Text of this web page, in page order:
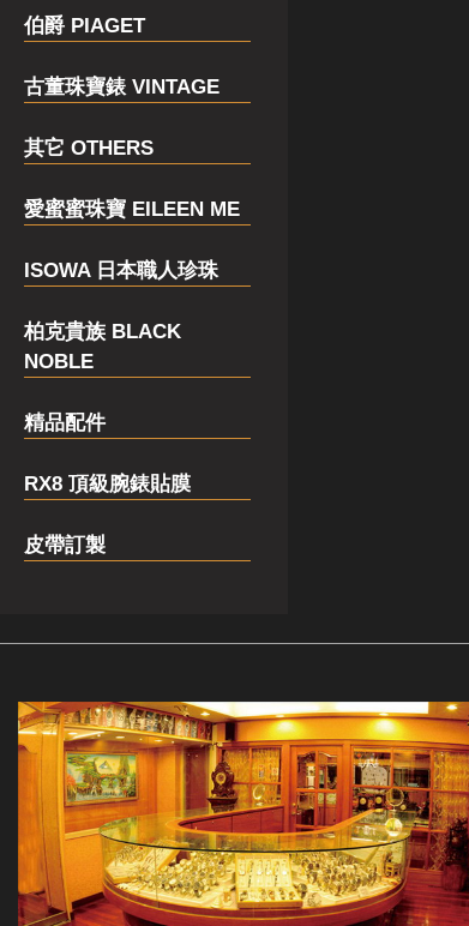
伯爵 PIAGET
古董珠寶錶 VINTAGE
其它 OTHERS
愛蜜蜜珠寶 EILEEN ME
ISOWA 日本職人珍珠
柏克貴族 BLACK
NOBLE
精品配件
RX8 頂級腕錶貼膜
皮帶訂製